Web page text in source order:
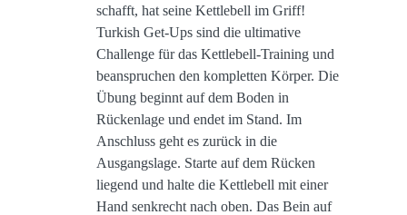
schafft, hat seine Kettlebell im Griff!
Turkish Get-Ups sind die ultimative
Challenge für das Kettlebell-Training und
beanspruchen den kompletten Körper. Die
Übung beginnt auf dem Boden in
Rückenlage und endet im Stand. Im
Anschluss geht es zurück in die
Ausgangslage. Starte auf dem Rücken
liegend und halte die Kettlebell mit einer
Hand senkrecht nach oben. Das Bein auf